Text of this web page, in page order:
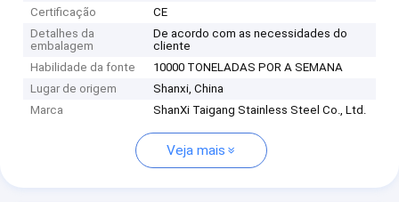
Certificação
CE
Detalhes da
embalagem
De acordo com as necessidades do
cliente
Habilidade da fonte
10000 TONELADAS POR A SEMANA
Lugar de origem
Shanxi, China
Marca
ShanXi Taigang Stainless Steel Co., Ltd.
Veja mais